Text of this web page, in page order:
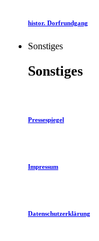
histor. Dorfrundgang
Sonstiges
Sonstiges
Pressespiegel
Impressum
Datenschutzerklärung